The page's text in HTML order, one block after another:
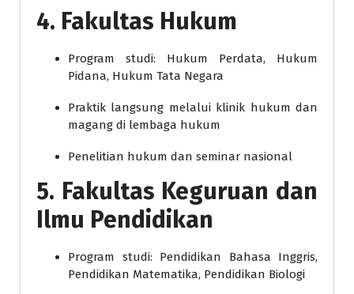
4. Fakultas Hukum
Program studi: Hukum Perdata, Hukum
Pidana, Hukum Tata Negara
Praktik langsung melalui klinik hukum dan
magang di lembaga hukum
Penelitian hukum dan seminar nasional
5. Fakultas Keguruan dan
Ilmu Pendidikan
Program studi: Pendidikan Bahasa Inggris,
Pendidikan Matematika, Pendidikan Biologi